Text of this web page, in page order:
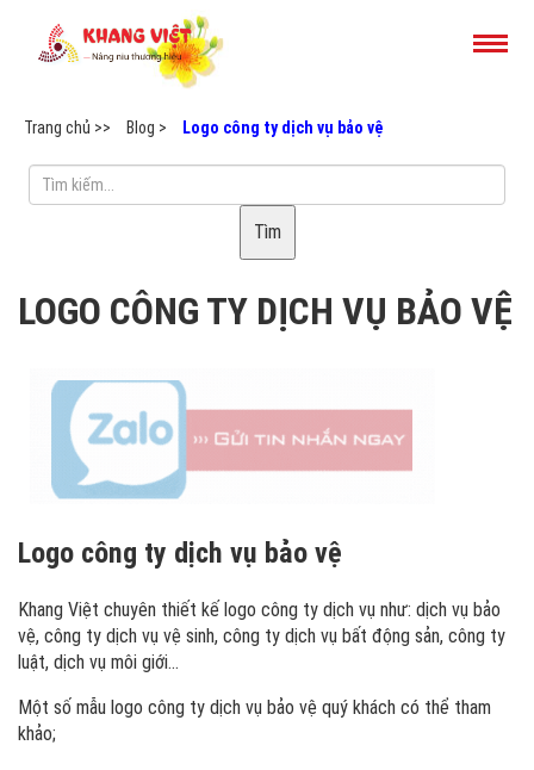
Trang chủ >> Blog > Logo công ty dịch vụ bảo vệ
Tìm
LOGO CÔNG TY DỊCH VỤ BẢO VỆ
Logo công ty dịch vụ bảo vệ
Khang Việt chuyên thiết kế logo công ty dịch vụ như: dịch vụ bảo
vệ, công ty dịch vụ vệ sinh, công ty dịch vụ bất động sản, công ty
luật, dịch vụ môi giới...
Một số mẫu logo công ty dịch vụ bảo vệ quý khách có thể tham
khảo;